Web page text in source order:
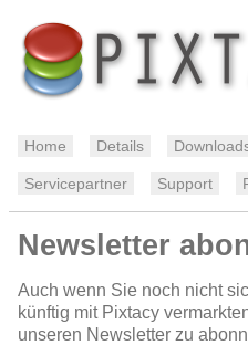
Home Details
Servicepartner Support
Newsletter
Auch wenn Sie noch nicht
künftig mit Pixtacy
unseren Newsletter zu